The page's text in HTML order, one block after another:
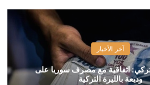
آخر الأخبار
اتفاقية مع مصرف سوريا على
وديعة بالليرة التركية